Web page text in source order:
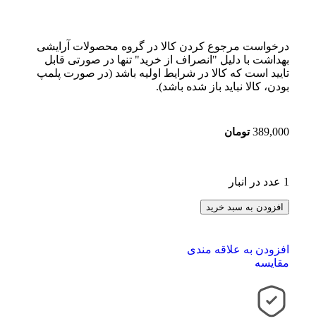
درخواست مرجوع کردن کالا در گروه محصولات آرایشی
بهداشت با دلیل "انصراف از خرید" تنها در صورتی قابل
تایید است که کالا در شرایط اولیه باشد (در صورت پلمپ
بودن، کالا نباید باز شده باشد).
389,000 تومان
1 عدد در انبار
افزودن به سبد خرید
افزودن به علاقه مندی
مقایسه